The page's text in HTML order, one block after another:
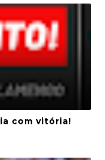
com vitória!